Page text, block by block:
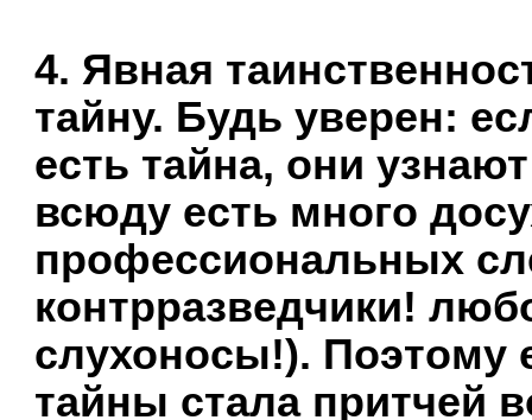
4. Явная
тайну. Будь уверен:
есть тайна, они
всюду есть много
профессиональных
контрразведчики!
слухоносы!). Поэтому
тайны стала притчей